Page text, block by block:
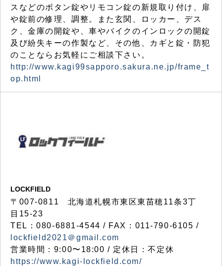
スなどのボタン錠やリモコン錠の新規取り付け、扉
や錠前の修理、調整。また玄関、ロッカー、デス
ク、金庫の開錠や、車やバイクのインロックの開錠
及び紛失キーの作製など、その他、カギと錠・防犯
のことならお気軽にご相談下さい。
http://www.kagi99sapporo.sakura.ne.jp/frame_t
op.html
LOCKFIELD
〒007-0811 北海道札幌市東区東苗穂11条3丁
目15-23
TEL：080-6881-4544 / FAX：011-790-6105 /
lockfield2021＠gmail.com
営業時間：9:00〜18:00 / 定休日：不定休
https://www.kagi-lockfield.com/